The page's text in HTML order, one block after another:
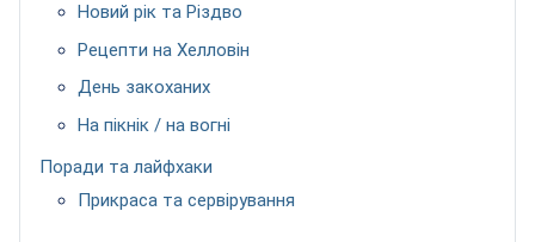
Новий рік та Різдво
Рецепти на Хелловін
День закоханих
На пікнік / на вогні
Поради та лайфхаки
Прикраса та сервірування